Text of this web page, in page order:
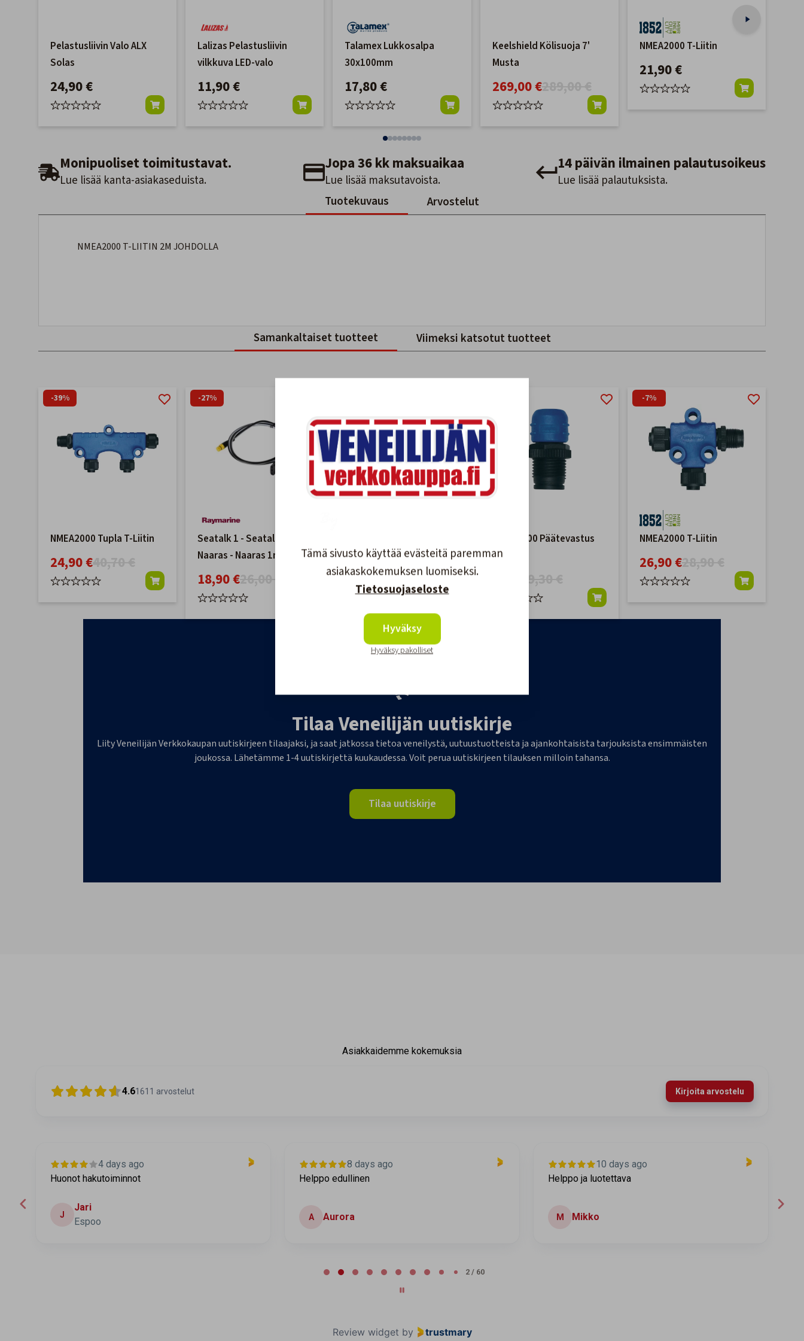
Pelastusliivin Valo ALX
Solas
24,90 €
Lalizas Pelastusliivin
vilkkuva LED-valo
11,90 €
Talamex Lukkosalpa
30x100mm
17,80 €
Keelshield Kölisuoja 7'
Musta
269,00 €289,00 €
NMEA2000 T-Liitin
21,90 €
Monipuoliset toimitustavat.
Lue lisää kanta-asiakaseduista.
Jopa 36 kk maksuaikaa
Lue lisää maksutavoista.
14 päivän ilmainen palautusoikeus
Lue lisää palautuksista.
Tuotekuvaus
Arvostelut
NMEA2000 T-LIITIN 2M JOHDOLLA
Samankaltaiset tuotteet Viimeksi katsotut tuotteet
-39%
NMEA2000 Tupla T-Liitin
24,90 €
-27%
Seatalk 1 - Seatalk NG
Naaras - Naaras 1m
18,90 €
Johdolla
26,00 €
NMEA2000 Päätevastus
Uros
-7%
NMEA2000 T-Liitin
26,90 €28,90 €
Tilaa Veneilijän uutiskirje
Liity Veneilijän Verkkokaupan uutiskirjeen tilaajaksi, ja saat jatkossa tietoa veneilystä, uutuustuotteista ja ajankohtaisista tarjouksista ensimmäisten
joukossa. Lähetämme 1-4 uutiskirjettä kuukaudessa. Voit perua uutiskirjeen tilauksen milloin tahansa.
Tilaa uutiskirje
Asiakkaidemme kokemuksia
4.61611 arvostelut Kirjoita arvostelu
4 days ago
Huonot hakutoiminnot
J
Jari
Espoo
8 days ago
Helppo edullinen
A Aurora
10 days ago
Helppo ja luotettava
M Mikko
2 / 60
Review widget by trustmary
Tämä sivusto käyttää evästeitä paremman
asiakaskokemuksen luomiseksi.
Tietosuojaseloste
Hyväksy
Hyväksy pakolliset